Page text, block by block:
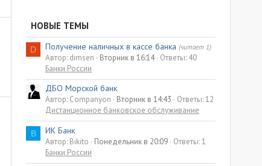
НОВЫЕ ТЕМЫ
D Получение наличных в кассе банка (читает 1)
Автор: dimsen Вторник в 16:14 Ответы: 40
Банки России
ДБО Морской банк
Автор: Companyon Вторник в 14:43
Ответы: 12
Дистанционное банковское обслуживание
B ИК Банк
Автор: Bikito Понедельник в 20:09 Ответы: 1
Банки России